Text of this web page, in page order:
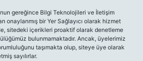
gereğince Bilgi Teknolojileri ve İletişim
onaylanmış bir Yer Sağlayıcı olarak hizmet
sitedeki içerikleri proaktif olarak denetleme
bulunmamaktadır. Ancak, üyelerimiz
taşımakta olup, siteye üye olarak
sayılırlar.